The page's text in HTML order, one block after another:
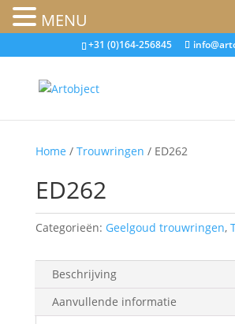
+31 (0)164-256845
Home / Trouwringen / ED262
ED262
Categorieën: Geelgoud trouwringen,
Beschrijving
Aanvullende informatie
MENU